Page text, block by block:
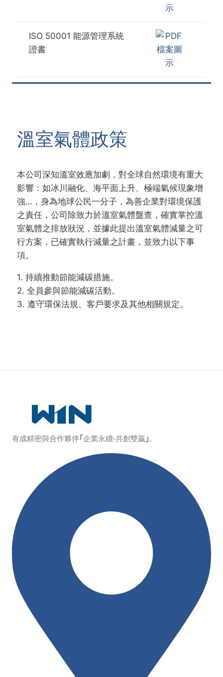
ISO 50001 能源管理系統
證書
溫室氣體政策
本公司深知溫室效應加劇，對全球自然環境有重大
影響：如冰川融化、海平面上升、極端氣候現象增
強…，身為地球公民一分子，為善企業對環境保護
之責任，公司除致力於溫室氣體盤查，確實掌控溫
室氣體之排放狀況，並據此提出溫室氣體減量之可
行方案，已確實執行減量之計畫，並致力以下事
項。
1. 持續推動節能減碳措施。
2. 全員參與節能減碳活動。
3. 遵守環保法規、客戶要求及其他相關規定。
有成精密與合作夥伴｢企業永續·共創雙贏｣。